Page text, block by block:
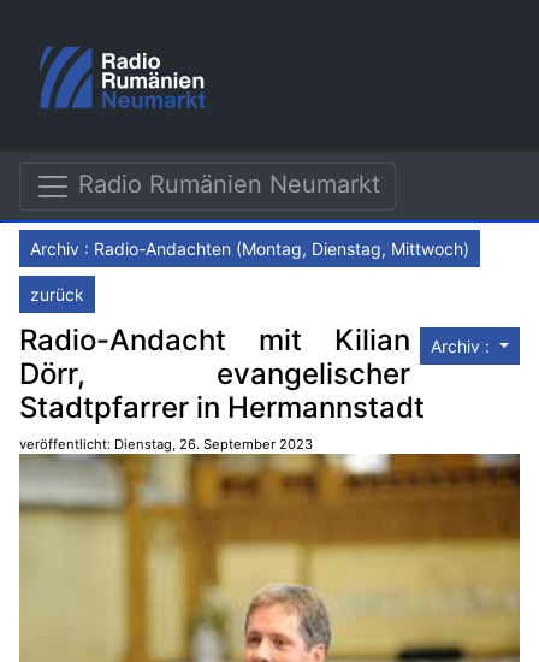
Radio Rumänien Neumarkt
Archiv : Radio-Andachten (Montag, Dienstag, Mittwoch)
zurück
Archiv :
Radio-Andacht mit Kilian
Dörr, evangelischer
Stadtpfarrer in Hermannstadt
veröffentlicht: Dienstag, 26. September 2023